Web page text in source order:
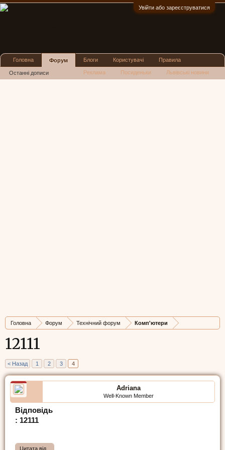
Увійти або зареєструватися
Головна Форум Технічний форум Комп'ютери
12111
< Назад 1 2 3 4
Adriana
Well-Known Member
Відповідь
: 12111
Цитата від
Головна Форум
Останні дописи
Блоги Користувачі Правила
Реклама Посиденьки Львівські новини